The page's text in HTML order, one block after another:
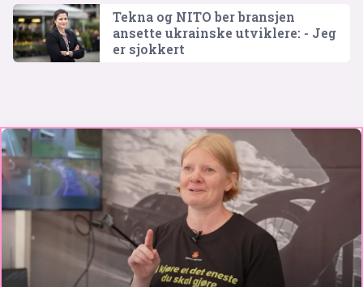
Tekna og NITO ber bransjen
ansette ukrainske utviklere: - Jeg
er sjokkert